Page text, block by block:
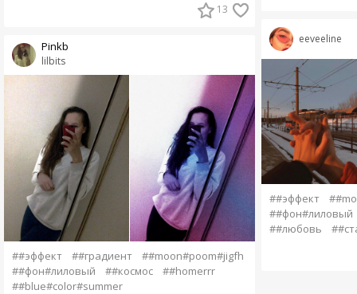
13
lilbits
Pinkb
##эффект ##градиент
##moon#poom#jigfh
##фон#лиловый
##космос
##homerrr
##blue#color#summer
eeveeline
##эффект
##фон#лиловый
##любовь